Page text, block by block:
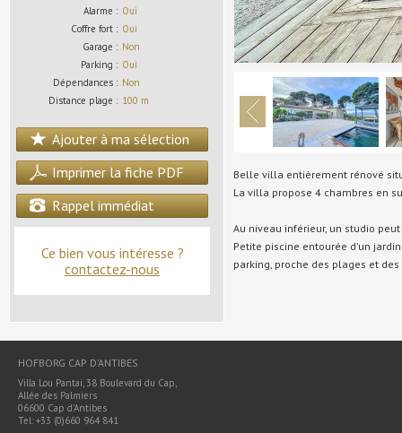
Alarme : Oui
Coffre fort : Oui
Garage : Non
Parking : Oui
Dépendances : Non
Distance plage : 100 m
Ajouter à ma sélection
Imprimer la fiche PDF
Rappel immédiat
Ce bien vous intéresse ?
contactez-nous
Belle villa entièrement rénové
La villa propose 4 chambres en
Au niveau inférieur, un studio
Petite piscine entourée d'un
parking, proche des plages et
HOFBORG CAP D’ANTIBES
Villa Lou Pantai, 38 Boulevard du Cap,
Allée des Palmiers
06600 Cap d’Antibes
Tel: +33 (0)660 964 841